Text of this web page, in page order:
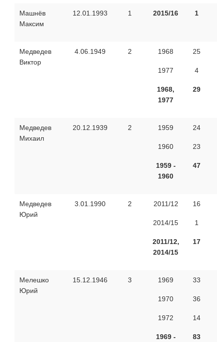
Машнёв
Максим
12.01.1993 1 2015/16 1
Медведев
Виктор
4.06.1949 2 1968
1977
1968,
1977
25
4
29
Медведев
Михаил
20.12.1939 2 1959
1960
1959 -
1960
24
23
47
Медведев
Юрий
3.01.1990 2 2011/12
2014/15
2011/12,
2014/15
16
1
17
Мелешко
Юрий
15.12.1946 3 1969
1970
1972
1969 -
33
36
14
83